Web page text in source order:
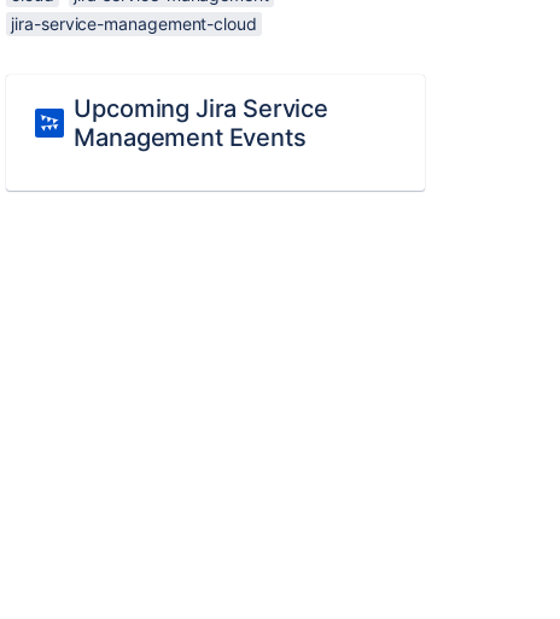
jira-service-management-cloud
Upcoming Jira Service
Management Events